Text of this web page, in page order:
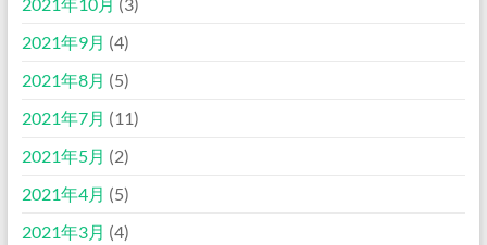
2021年9月 (4)
2021年8月 (5)
2021年7月 (11)
2021年5月 (2)
2021年4月 (5)
2021年3月 (4)